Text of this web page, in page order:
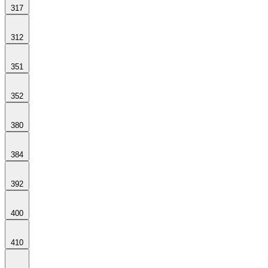
317
312
351
352
380
384
392
400
410